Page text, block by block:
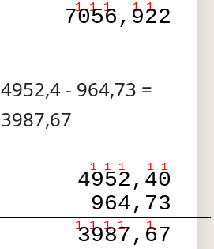
1 1 1 1 1
7056,922
4952,4 - 964,73 =
3987,67
1 1 1 1 1
4952,40
964,73
1 1 1 1 1
3987,67